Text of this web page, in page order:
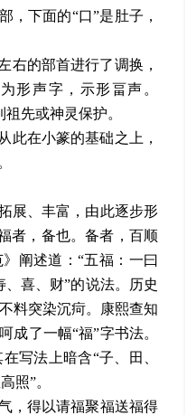
，下面的“口”是肚子，
右的部首进行了调换，
形声字，示形畐声。
先或神灵保护。
此在小篆的基础之上，
展、丰富，由此逐步形
者，备也。备者，百顺
阐述道：“五福：一曰
喜、财”的说法。历史
料突染沉疴。康熙查知
成了一幅“福”字书法。
写法上暗含“子、田、
照”。
，得以请福聚福送福得